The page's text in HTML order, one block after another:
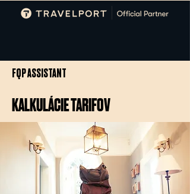
FQP ASSISTANT
KALKULÁCIE TARIFOV